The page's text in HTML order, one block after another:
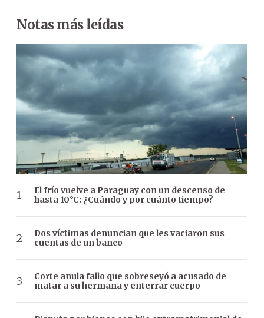
Notas más leídas
El frío vuelve a Paraguay con un descenso de
hasta 10°C: ¿Cuándo y por cuánto tiempo?
Dos víctimas denuncian que les vaciaron sus
cuentas de un banco
Corte anula fallo que sobreseyó a acusado de
matar a su hermana y enterrar cuerpo